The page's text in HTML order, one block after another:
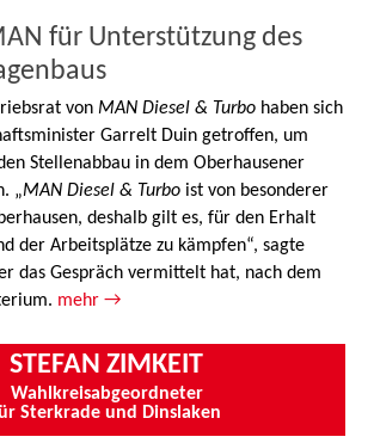
für Unterstützung des
von MAN Diesel & Turbo haben sich
Garrelt Duin getroffen, um
Stellenabbau in dem Oberhausener
„MAN Diesel & Turbo ist von besonderer
deshalb gilt es, für den Erhalt
der Arbeitsplätze zu kämpfen“, sagte
das Gespräch vermittelt hat, nach dem
mehr →
STEFAN ZIMKEIT
Wahlkreisabgeordneter
Sterkrade und Dinslaken